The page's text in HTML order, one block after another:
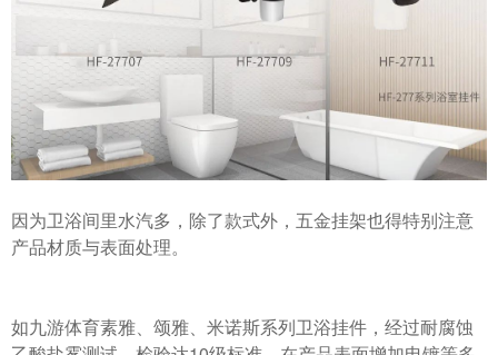
因为卫浴间里水汽多，除了款式外，五金挂架也得特别注意
产品材质与表面处理。
如九游体育素雅、颂雅、米诺斯系列卫浴挂件，经过耐腐蚀